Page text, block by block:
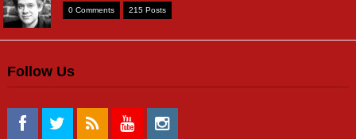
0 Comments 215 Posts
Follow Us